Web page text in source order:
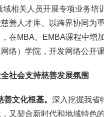
域相关人员开展专项业务
善人才库。以跨界协同为
在MBA、EMBA课程中增
络）学院，开发网络公开课
社会支持慈善发展氛围
善文化根基。 深入挖掘我省
又契合新时代和地域特色